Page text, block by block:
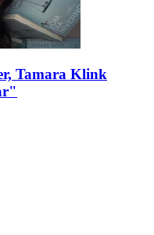
Tamara Klink